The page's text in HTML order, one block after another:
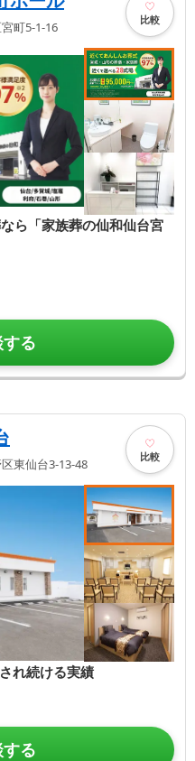
宮町5-1-16 比較
ら「家族葬の仙和仙台宮
る
東仙台3-13-48 比較
れ続ける実績
る